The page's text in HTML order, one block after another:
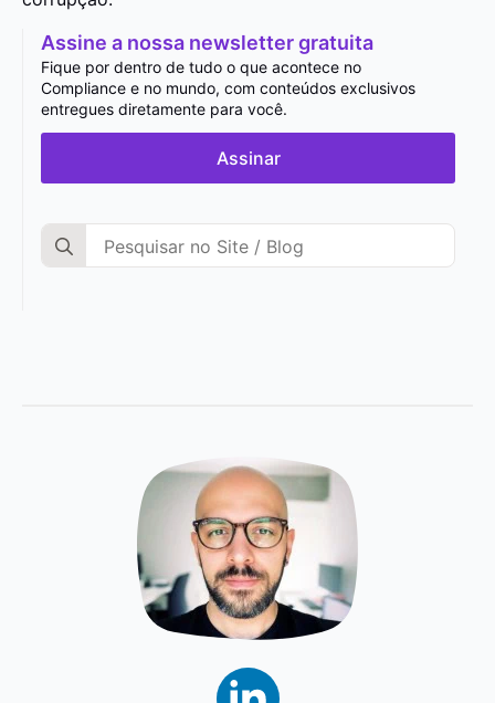
Assine a nossa newsletter gratuita
Fique por dentro de tudo o que acontece no
Compliance e no mundo, com conteúdos exclusivos
entregues diretamente para você.
Assinar
Search
for: